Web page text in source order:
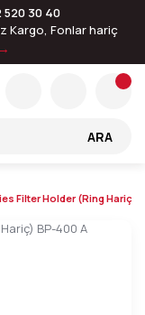
520 30 40
Kargo, Fonlar hariç
ARA
Filter Holder (Ring Hariç)